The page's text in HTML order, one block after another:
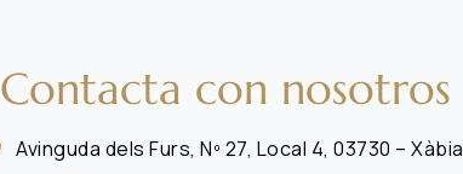
Contacta con nosotros
Avinguda dels Furs, Nº 27, Local 4, 03730 – Xàbia